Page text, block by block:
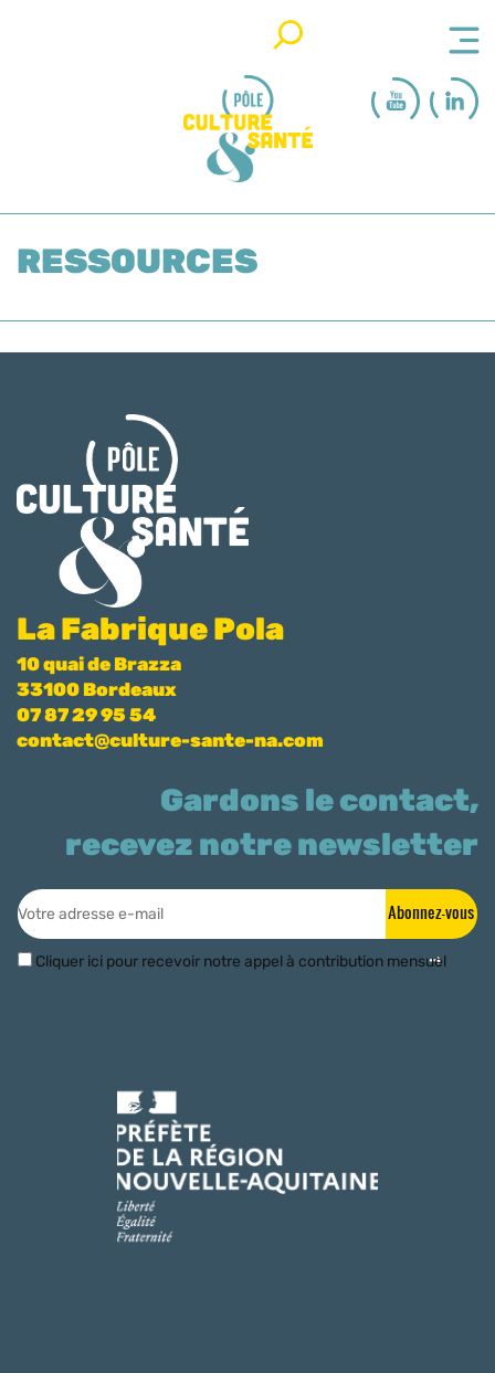
RESSOURCES
La Fabrique Pola
10 quai de Brazza
33100 Bordeaux
07 87 29 95 54
contact@culture-sante-na.com
Gardons le contact,
recevez notre newsletter
Abonnez-vous
Cliquer ici pour recevoir notre appel à contribution mensuel